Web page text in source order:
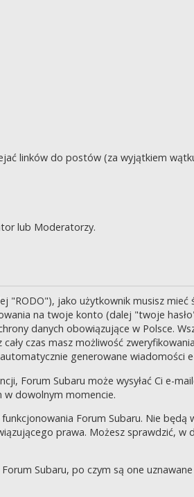
linków do postów (za wyjątkiem
lub Moderatorzy.
"RODO"), jako użytkownik musisz
na twoje konto (dalej "twoje
danych obowiązujące w Polsce.
czas masz możliwość
generowane wiadomości
Forum Subaru może wysyłać Ci e-
w dowolnym momencie.
Forum Subaru. Nie będą
prawa. Możesz sprawdzić, w
Subaru, po czym są one